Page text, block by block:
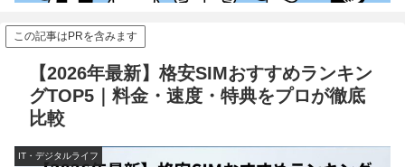
この記事はPRを含みます
【2026年最新】格安SIMおすすめランキン
グTOP5｜料金・速度・特典をプロが徹底
比較
IT・デジタルライフ